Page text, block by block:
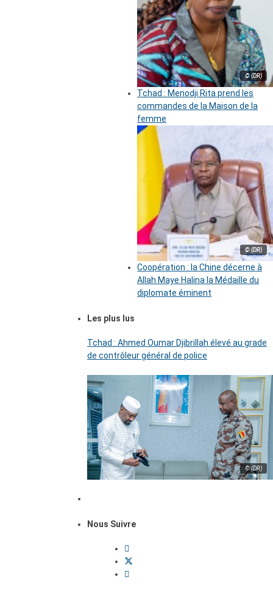
© (DR)
Tchad : Menodji Rita prend les
commandes de la Maison de la
femme
© (DR)
Coopération : la Chine décerne à
Allah Maye Halina la Médaille du
diplomate éminent
Les plus lus
Tchad : Ahmed Oumar Djibrillah élevé au grade
de contrôleur général de police
© (DR)
Nous Suivre